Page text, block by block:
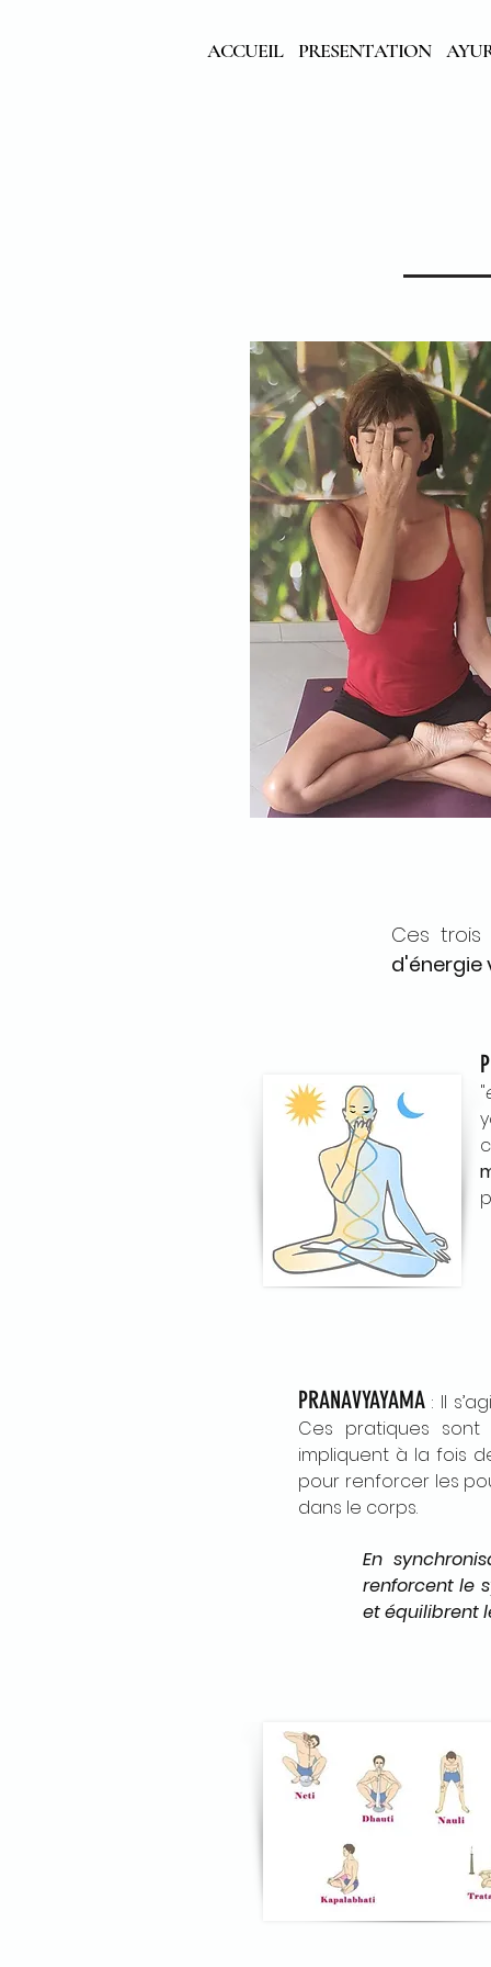
ACCUEIL PRESENTATION
Ces
d'énergie
"
PRANAVYAYAMA : Il
Ces pratiques
impliquent à la fois
pour renforcer les
dans le corps.
En
renforcent le
et équilibrent